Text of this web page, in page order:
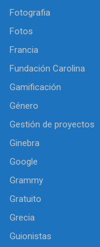
Fotografia
Fotos
Francia
Fundación Carolina
Gamificación
Género
Gestión de proyectos
Ginebra
Google
Grammy
Gratuito
Grecia
Guionistas